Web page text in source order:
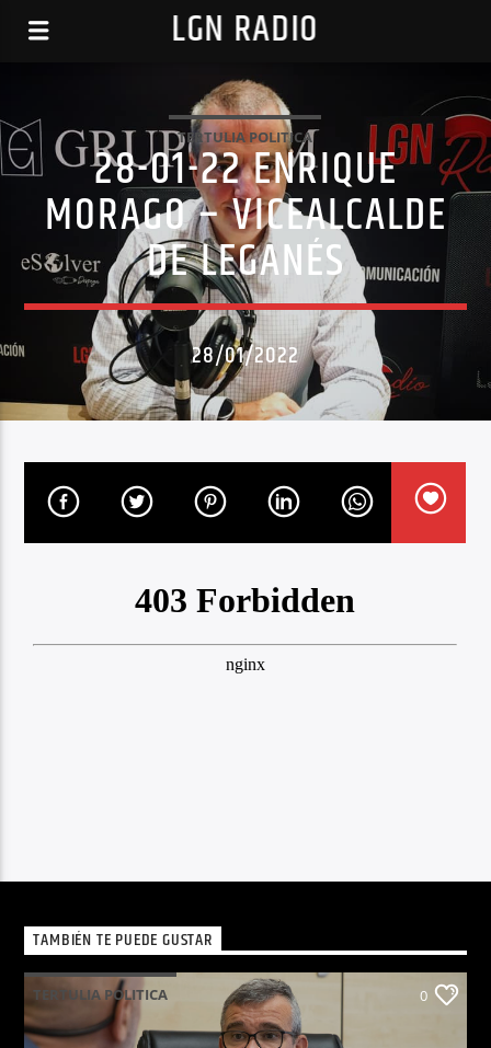
LGN RADIO
TERTULIA POLITICA
28-01-22 ENRIQUE
MORAGO – VICEALCALDE
DE LEGANÉS
28/01/2022
TAMBIÉN TE PUEDE GUSTAR
TERTULIA POLITICA 0